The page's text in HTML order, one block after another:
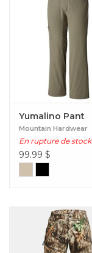
Yumalino Pant
Mountain Hardwear
En rupture de stock
99.99 $